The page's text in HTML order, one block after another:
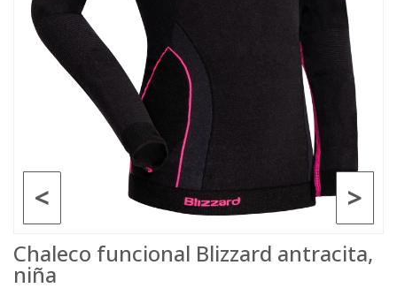
>
<
Chaleco funcional Blizzard antracita,
niña